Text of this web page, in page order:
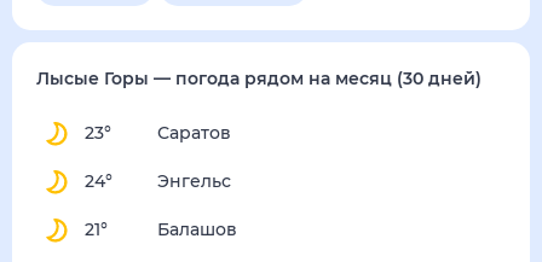
Лысые Горы — погода рядом на месяц (30 дней)
23° Саратов
24° Энгельс
21° Балашов